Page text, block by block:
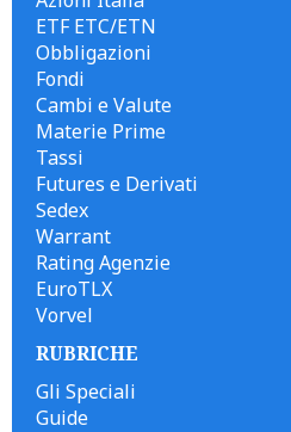
ETF ETC/ETN
Obbligazioni
Fondi
Cambi e Valute
Materie Prime
Tassi
Futures e Derivati
Sedex
Warrant
Rating Agenzie
EuroTLX
Vorvel
RUBRICHE
Gli Speciali
Guide